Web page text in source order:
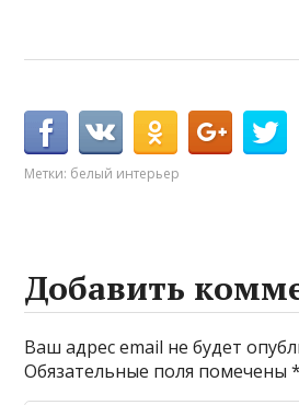
Метки: белый интерьер
Добавить
Ваш адрес email не будет
Обязательные поля помечены*